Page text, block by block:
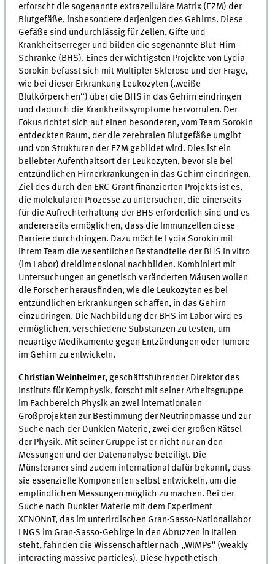
erforscht die sogenannte extrazelluläre Matrix (EZM) der
Blutgefäße, insbesondere derjenigen des Gehirns. Diese
Gefäße sind undurchlässig für Zellen, Gifte und
Krankheitserreger und bilden die sogenannte Blut-Hirn-
Schranke (BHS). Eines der wichtigsten Projekte von Lydia
Sorokin befasst sich mit Multipler Sklerose und der Frage,
wie bei dieser Erkrankung Leukozyten („weiße
Blutkörperchen“) über die BHS in das Gehirn eindringen
und dadurch die Krankheitssymptome hervorrufen. Der
Fokus richtet sich auf einen besonderen, vom Team Sorokin
entdeckten Raum, der die zerebralen Blutgefäße umgibt
und von Strukturen der EZM gebildet wird. Dies ist ein
beliebter Aufenthaltsort der Leukozyten, bevor sie bei
entzündlichen Hirnerkrankungen in das Gehirn eindringen.
Ziel des durch den ERC-Grant finanzierten Projekts ist es,
die molekularen Prozesse zu untersuchen, die einerseits
für die Aufrechterhaltung der BHS erforderlich sind und es
andererseits ermöglichen, dass die Immunzellen diese
Barriere durchdringen. Dazu möchte Lydia Sorokin mit
ihrem Team die wesentlichen Bestandteile der BHS in vitro
(im Labor) dreidimensional nachbilden. Kombiniert mit
Untersuchungen an genetisch veränderten Mäusen wollen
die Forscher herausfinden, wie die Leukozyten es bei
entzündlichen Erkrankungen schaffen, in das Gehirn
einzudringen. Die Nachbildung der BHS im Labor wird es
ermöglichen, verschiedene Substanzen zu testen, um
neuartige Medikamente gegen Entzündungen oder Tumore
im Gehirn zu entwickeln.
Christian Weinheimer, geschäftsführender Direktor des
Instituts für Kernphysik, forscht mit seiner Arbeitsgruppe
im Fachbereich Physik an zwei internationalen
Großprojekten zur Bestimmung der Neutrinomasse und zur
Suche nach der Dunklen Materie, zwei der großen Rätsel
der Physik. Mit seiner Gruppe ist er nicht nur an den
Messungen und der Datenanalyse beteiligt. Die
Münsteraner sind zudem international dafür bekannt, dass
sie essenzielle Komponenten selbst entwickeln, um die
empfindlichen Messungen möglich zu machen. Bei der
Suche nach Dunkler Materie mit dem Experiment
XENONnT, das im unterirdischen Gran-Sasso-Nationallabor
LNGS im Gran-Sasso-Gebirge in den Abruzzen in Italien
steht, fahnden die Wissenschaftler nach „WIMPs“ (weakly
interacting massive particles). Diese hypothetisch